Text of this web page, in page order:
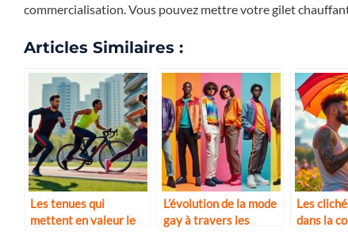
commercialisation. Vous pouvez mettre votre gilet
Articles Similaires :
Les tenues qui
mettent en valeur le
L’évolution de la mode
gay à travers les
Les
dans la